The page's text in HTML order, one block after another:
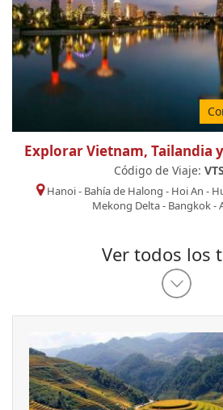
Explorar Vietnam, Tailandia
Código de Viaje:
Hanoi- Bahía de Halong - Hoi An -
Mekong Delta- Bangkok-
Ver todos los